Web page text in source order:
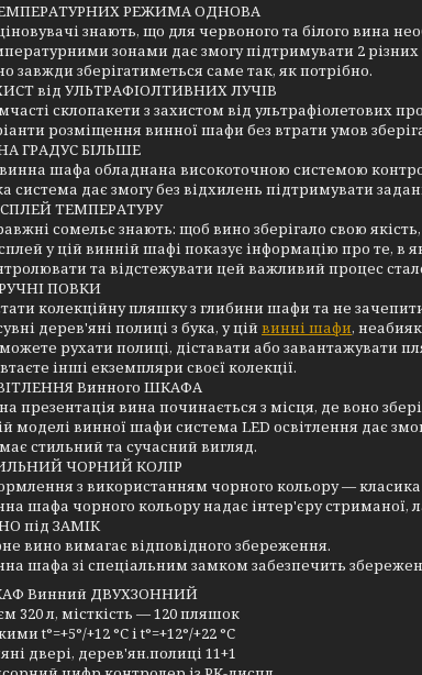
РЕЖИМА ОДНОВА
знають, що для червоного та білого вина
зонами дає змогу підтримувати 2
завжди зберігатиметься саме так, як потрібно.
від УЛЬТРАФІОЛТИВНИХ ЛУЧІВ
склопакети з захистом від ультрафіолетових
розміщення винної шафи без втрати умов
ГРАДУС БІЛЬШЕ
шафа обладнана високоточною системою
система дає змогу без відхилень підтримувати
ТЕМПЕРАТУРУ
сомельє знають: щоб вино зберігало свою
у цій винній шафі показує інформацію про те, в
та відстежувати цей важливий процес
ПОВКИ
колекційну пляшку з глибини шафи та не
дерев'яні полиці з бука, у цій винні шафи,
рухати полиці, діставати або завантажувати
інші екземпляри своєї колекції.
Винного ШКАФА
презентація вина починається з місця, де воно
моделі винної шафи система LED освітлення дає
стильний та сучасний вигляд.
ЧОРНИЙ КОЛІР
з використанням чорного кольору — класика
шафа чорного кольору надає інтер'єру стриманої,
під ЗАМІК
вино вимагає відповідного збереження.
шафа зі спеціальним замком забезпечить
Винний ДВУХЗОННИЙ
320 л, місткість — 120 пляшок
t°=+5°/+12 °C і t°=+12°/+22 °C
двері, дерев'ян.полиці 11+1